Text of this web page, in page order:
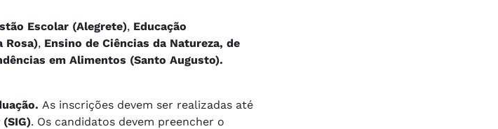
Escolar (Alegrete), Educação
Rosa), Ensino de Ciências da Natureza, de
em Alimentos (Santo Augusto).
As inscrições devem ser realizadas até
. Os candidatos devem preencher o